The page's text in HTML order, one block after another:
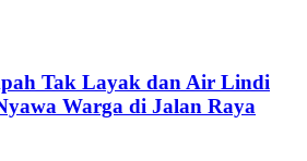
Tak Layak dan Air Lindi
Warga di Jalan Raya